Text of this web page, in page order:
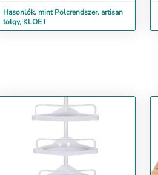
Hasonlók, mint Polcrendszer, artisan
tölgy, KLOE I